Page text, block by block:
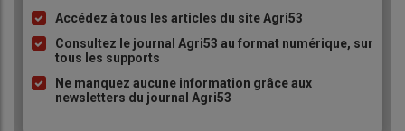
Liste
à
puce
Accédez à tous les articles du site Agri53
Consultez le journal Agri53 au format numérique, sur
tous les supports
Ne manquez aucune information grâce aux
newsletters du journal Agri53